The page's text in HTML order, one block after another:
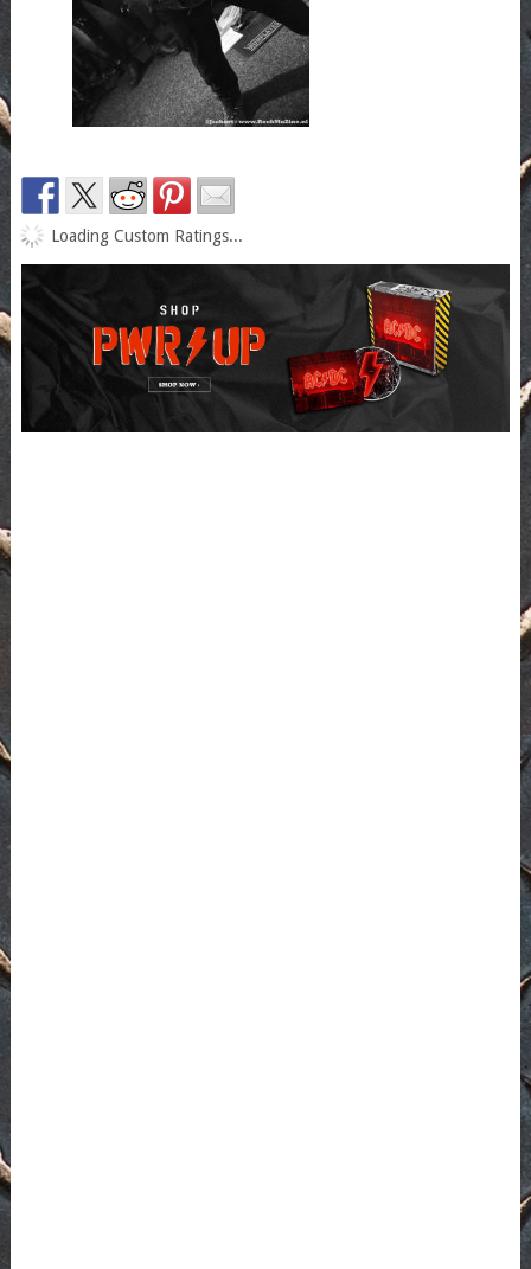
Loading Custom Ratings...